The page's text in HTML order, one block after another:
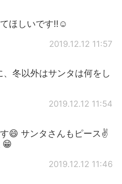
ほしいです‼☺
2019.12.12 11:57
、冬以外はサンタは何をし
2019.12.12 11:54
😄 サンタさんもピース✌️
😁
2019.12.12 11:46